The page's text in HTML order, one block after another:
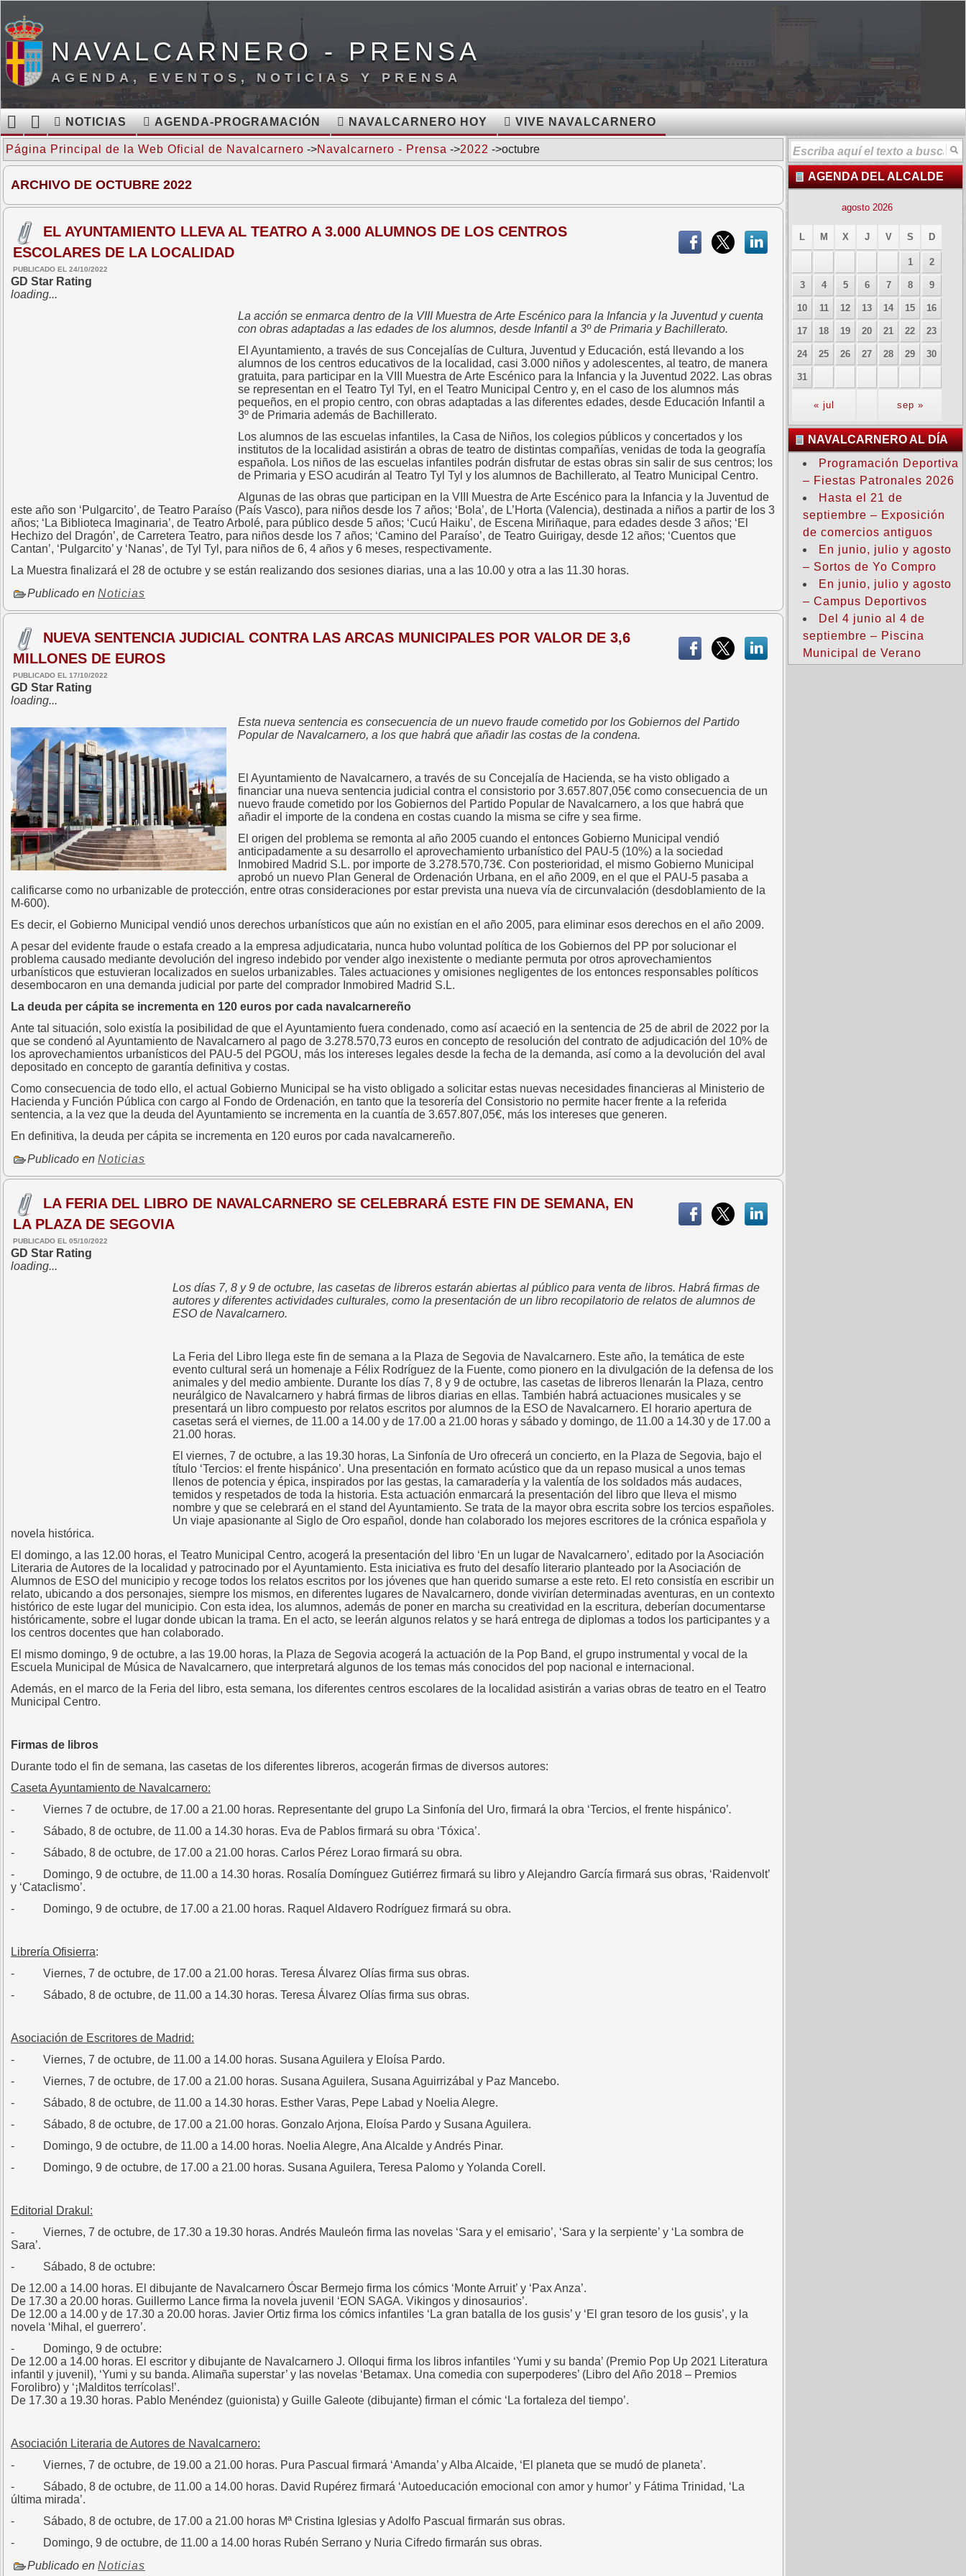
NAVALCARNERO - PRENSA
AGENDA, EVENTOS, NOTICIAS Y PRENSA
NOTICIAS AGENDA-PROGRAMACIÓN NAVALCARNERO HOY VIVE NAVALCARNERO
Página Principal de la Web Oficial de Navalcarnero ->Navalcarnero - Prensa ->2022 ->octubre
ARCHIVO DE OCTUBRE 2022
EL AYUNTAMIENTO LLEVA AL TEATRO A 3.000 ALUMNOS DE LOS CENTROS
ESCOLARES DE LA LOCALIDAD
PUBLICADO EL 24/10/2022
GD Star Rating
loading...
La acción se enmarca dentro de la VIII Muestra de Arte Escénico para la Infancia y la Juventud y cuenta
con obras adaptadas a las edades de los alumnos, desde Infantil a 3º de Primaria y Bachillerato.
El Ayuntamiento, a través de sus Concejalías de Cultura, Juventud y Educación, está llevando a los
alumnos de los centros educativos de la localidad, casi 3.000 niños y adolescentes, al teatro, de manera
gratuita, para participar en la VIII Muestra de Arte Escénico para la Infancia y la Juventud 2022. Las obras
se representan en el Teatro Tyl Tyl, en el Teatro Municipal Centro y, en el caso de los alumnos más
pequeños, en el propio centro, con obras adaptadas a las diferentes edades, desde Educación Infantil a
3º de Primaria además de Bachillerato.
Los alumnos de las escuelas infantiles, la Casa de Niños, los colegios públicos y concertados y los
institutos de la localidad asistirán a obras de teatro de distintas compañías, venidas de toda la geografía
española. Los niños de las escuelas infantiles podrán disfrutar de estas obras sin salir de sus centros; los
de Primaria y ESO acudirán al Teatro Tyl Tyl y los alumnos de Bachillerato, al Teatro Municipal Centro.
Algunas de las obras que participan en la VIII Muestra de Arte Escénico para la Infancia y la Juventud de
este año son ‘Pulgarcito’, de Teatro Paraíso (País Vasco), para niños desde los 7 años; ‘Bola’, de L’Horta (Valencia), destinada a niños a partir de los 3
años; ‘La Biblioteca Imaginaria’, de Teatro Arbolé, para público desde 5 años; ‘Cucú Haiku’, de Escena Miriñaque, para edades desde 3 años; ‘El
Hechizo del Dragón’, de Carretera Teatro, para niños desde los 7 años; ‘Camino del Paraíso’, de Teatro Guirigay, desde 12 años; ‘Cuentos que
Cantan’, ‘Pulgarcito’ y ‘Nanas’, de Tyl Tyl, para niños de 6, 4 años y 6 meses, respectivamente.
La Muestra finalizará el 28 de octubre y se están realizando dos sesiones diarias, una a las 10.00 y otra a las 11.30 horas.
Publicado en Noticias
NUEVA SENTENCIA JUDICIAL CONTRA LAS ARCAS MUNICIPALES POR VALOR DE 3,6
MILLONES DE EUROS
PUBLICADO EL 17/10/2022
GD Star Rating
loading...
Esta nueva sentencia es consecuencia de un nuevo fraude cometido por los Gobiernos del Partido
Popular de Navalcarnero, a los que habrá que añadir las costas de la condena.
El Ayuntamiento de Navalcarnero, a través de su Concejalía de Hacienda, se ha visto obligado a
financiar una nueva sentencia judicial contra el consistorio por 3.657.807,05€ como consecuencia de un
nuevo fraude cometido por los Gobiernos del Partido Popular de Navalcarnero, a los que habrá que
añadir el importe de la condena en costas cuando la misma se cifre y sea firme.
El origen del problema se remonta al año 2005 cuando el entonces Gobierno Municipal vendió
anticipadamente a su desarrollo el aprovechamiento urbanístico del PAU-5 (10%) a la sociedad
Inmobired Madrid S.L. por importe de 3.278.570,73€. Con posterioridad, el mismo Gobierno Municipal
aprobó un nuevo Plan General de Ordenación Urbana, en el año 2009, en el que el PAU-5 pasaba a
calificarse como no urbanizable de protección, entre otras consideraciones por estar prevista una nueva vía de circunvalación (desdoblamiento de la
M-600).
Es decir, el Gobierno Municipal vendió unos derechos urbanísticos que aún no existían en el año 2005, para eliminar esos derechos en el año 2009.
A pesar del evidente fraude o estafa creado a la empresa adjudicataria, nunca hubo voluntad política de los Gobiernos del PP por solucionar el
problema causado mediante devolución del ingreso indebido por vender algo inexistente o mediante permuta por otros aprovechamientos
urbanísticos que estuvieran localizados en suelos urbanizables. Tales actuaciones y omisiones negligentes de los entonces responsables políticos
desembocaron en una demanda judicial por parte del comprador Inmobired Madrid S.L.
La deuda per cápita se incrementa en 120 euros por cada navalcarnereño
Ante tal situación, solo existía la posibilidad de que el Ayuntamiento fuera condenado, como así acaeció en la sentencia de 25 de abril de 2022 por la
que se condenó al Ayuntamiento de Navalcarnero al pago de 3.278.570,73 euros en concepto de resolución del contrato de adjudicación del 10% de
los aprovechamientos urbanísticos del PAU-5 del PGOU, más los intereses legales desde la fecha de la demanda, así como a la devolución del aval
depositado en concepto de garantía definitiva y costas.
Como consecuencia de todo ello, el actual Gobierno Municipal se ha visto obligado a solicitar estas nuevas necesidades financieras al Ministerio de
Hacienda y Función Pública con cargo al Fondo de Ordenación, en tanto que la tesorería del Consistorio no permite hacer frente a la referida
sentencia, a la vez que la deuda del Ayuntamiento se incrementa en la cuantía de 3.657.807,05€, más los intereses que generen.
En definitiva, la deuda per cápita se incrementa en 120 euros por cada navalcarnereño.
Publicado en Noticias
LA FERIA DEL LIBRO DE NAVALCARNERO SE CELEBRARÁ ESTE FIN DE SEMANA, EN
LA PLAZA DE SEGOVIA
PUBLICADO EL 05/10/2022
GD Star Rating
loading...
Los días 7, 8 y 9 de octubre, las casetas de libreros estarán abiertas al público para venta de libros. Habrá firmas de
autores y diferentes actividades culturales, como la presentación de un libro recopilatorio de relatos de alumnos de
ESO de Navalcarnero.
La Feria del Libro llega este fin de semana a la Plaza de Segovia de Navalcarnero. Este año, la temática de este
evento cultural será un homenaje a Félix Rodríguez de la Fuente, como pionero en la divulgación de la defensa de los
animales y del medio ambiente. Durante los días 7, 8 y 9 de octubre, las casetas de libreros llenarán la Plaza, centro
neurálgico de Navalcarnero y habrá firmas de libros diarias en ellas. También habrá actuaciones musicales y se
presentará un libro compuesto por relatos escritos por alumnos de la ESO de Navalcarnero. El horario apertura de
casetas será el viernes, de 11.00 a 14.00 y de 17.00 a 21.00 horas y sábado y domingo, de 11.00 a 14.30 y de 17.00 a
21.00 horas.
El viernes, 7 de octubre, a las 19.30 horas, La Sinfonía de Uro ofrecerá un concierto, en la Plaza de Segovia, bajo el
título ‘Tercios: el frente hispánico’. Una presentación en formato acústico que da un repaso musical a unos temas
llenos de potencia y épica, inspirados por las gestas, la camaradería y la valentía de los soldados más audaces,
temidos y respetados de toda la historia. Esta actuación enmarcará la presentación del libro que lleva el mismo
nombre y que se celebrará en el stand del Ayuntamiento. Se trata de la mayor obra escrita sobre los tercios españoles.
Un viaje apasionante al Siglo de Oro español, donde han colaborado los mejores escritores de la crónica española y
novela histórica.
El domingo, a las 12.00 horas, el Teatro Municipal Centro, acogerá la presentación del libro ‘En un lugar de Navalcarnero’, editado por la Asociación
Literaria de Autores de la localidad y patrocinado por el Ayuntamiento. Esta iniciativa es fruto del desafío literario planteado por la Asociación de
Alumnos de ESO del municipio y recoge todos los relatos escritos por los jóvenes que han querido sumarse a este reto. El reto consistía en escribir un
relato, ubicando a dos personajes, siempre los mismos, en diferentes lugares de Navalcarnero, donde vivirían determinadas aventuras, en un contexto
histórico de este lugar del municipio. Con esta idea, los alumnos, además de poner en marcha su creatividad en la escritura, deberían documentarse
históricamente, sobre el lugar donde ubican la trama. En el acto, se leerán algunos relatos y se hará entrega de diplomas a todos los participantes y a
los centros docentes que han colaborado.
El mismo domingo, 9 de octubre, a las 19.00 horas, la Plaza de Segovia acogerá la actuación de la Pop Band, el grupo instrumental y vocal de la
Escuela Municipal de Música de Navalcarnero, que interpretará algunos de los temas más conocidos del pop nacional e internacional.
Además, en el marco de la Feria del libro, esta semana, los diferentes centros escolares de la localidad asistirán a varias obras de teatro en el Teatro
Municipal Centro.
Firmas de libros
Durante todo el fin de semana, las casetas de los diferentes libreros, acogerán firmas de diversos autores:
Caseta Ayuntamiento de Navalcarnero:
- Viernes 7 de octubre, de 17.00 a 21.00 horas. Representante del grupo La Sinfonía del Uro, firmará la obra ‘Tercios, el frente hispánico’.
- Sábado, 8 de octubre, de 11.00 a 14.30 horas. Eva de Pablos firmará su obra ‘Tóxica’.
- Sábado, 8 de octubre, de 17.00 a 21.00 horas. Carlos Pérez Lorao firmará su obra.
- Domingo, 9 de octubre, de 11.00 a 14.30 horas. Rosalía Domínguez Gutiérrez firmará su libro y Alejandro García firmará sus obras, ‘Raidenvolt’
y ‘Cataclismo’.
- Domingo, 9 de octubre, de 17.00 a 21.00 horas. Raquel Aldavero Rodríguez firmará su obra.
Librería Ofisierra:
- Viernes, 7 de octubre, de 17.00 a 21.00 horas. Teresa Álvarez Olías firma sus obras.
- Sábado, 8 de octubre, de 11.00 a 14.30 horas. Teresa Álvarez Olías firma sus obras.
Asociación de Escritores de Madrid:
- Viernes, 7 de octubre, de 11.00 a 14.00 horas. Susana Aguilera y Eloísa Pardo.
- Viernes, 7 de octubre, de 17.00 a 21.00 horas. Susana Aguilera, Susana Aguirrizábal y Paz Mancebo.
- Sábado, 8 de octubre, de 11.00 a 14.30 horas. Esther Varas, Pepe Labad y Noelia Alegre.
- Sábado, 8 de octubre, de 17.00 a 21.00 horas. Gonzalo Arjona, Eloísa Pardo y Susana Aguilera.
- Domingo, 9 de octubre, de 11.00 a 14.00 horas. Noelia Alegre, Ana Alcalde y Andrés Pinar.
- Domingo, 9 de octubre, de 17.00 a 21.00 horas. Susana Aguilera, Teresa Palomo y Yolanda Corell.
Editorial Drakul:
- Viernes, 7 de octubre, de 17.30 a 19.30 horas. Andrés Mauleón firma las novelas ‘Sara y el emisario’, ‘Sara y la serpiente’ y ‘La sombra de
Sara’.
- Sábado, 8 de octubre:
De 12.00 a 14.00 horas. El dibujante de Navalcarnero Óscar Bermejo firma los cómics ‘Monte Arruit’ y ‘Pax Anza’.
De 17.30 a 20.00 horas. Guillermo Lance firma la novela juvenil ‘EON SAGA. Vikingos y dinosaurios’.
De 12.00 a 14.00 y de 17.30 a 20.00 horas. Javier Ortiz firma los cómics infantiles ‘La gran batalla de los gusis’ y ‘El gran tesoro de los gusis’, y la
novela ‘Mihal, el guerrero’.
- Domingo, 9 de octubre:
De 12.00 a 14.00 horas. El escritor y dibujante de Navalcarnero J. Olloqui firma los libros infantiles ‘Yumi y su banda’ (Premio Pop Up 2021 Literatura
infantil y juvenil), ‘Yumi y su banda. Alimaña superstar’ y las novelas ‘Betamax. Una comedia con superpoderes’ (Libro del Año 2018 – Premios
Forolibro) y ‘¡Malditos terrícolas!’.
De 17.30 a 19.30 horas. Pablo Menéndez (guionista) y Guille Galeote (dibujante) firman el cómic ‘La fortaleza del tiempo’.
Asociación Literaria de Autores de Navalcarnero:
- Viernes, 7 de octubre, de 19.00 a 21.00 horas. Pura Pascual firmará ‘Amanda’ y Alba Alcaide, ‘El planeta que se mudó de planeta’.
- Sábado, 8 de octubre, de 11.00 a 14.00 horas. David Rupérez firmará ‘Autoeducación emocional con amor y humor’ y Fátima Trinidad, ‘La
última mirada’.
- Sábado, 8 de octubre, de 17.00 a 21.00 horas Mª Cristina Iglesias y Adolfo Pascual firmarán sus obras.
- Domingo, 9 de octubre, de 11.00 a 14.00 horas Rubén Serrano y Nuria Cifredo firmarán sus obras.
Publicado en Noticias
AGENDA DEL ALCALDE
agosto 2026
L M X J V S D
« jul sep »
1 2
3 4 5 6 7 8 9
10 11 12 13 14 15 16
17 18 19 20 21 22 23
24 25 26 27 28 29 30
31
NAVALCARNERO AL DÍA
Programación Deportiva
– Fiestas Patronales 2026
Hasta el 21 de
septiembre – Exposición
de comercios antiguos
En junio, julio y agosto
– Sortos de Yo Compro
En junio, julio y agosto
– Campus Deportivos
Del 4 junio al 4 de
septiembre – Piscina
Municipal de Verano